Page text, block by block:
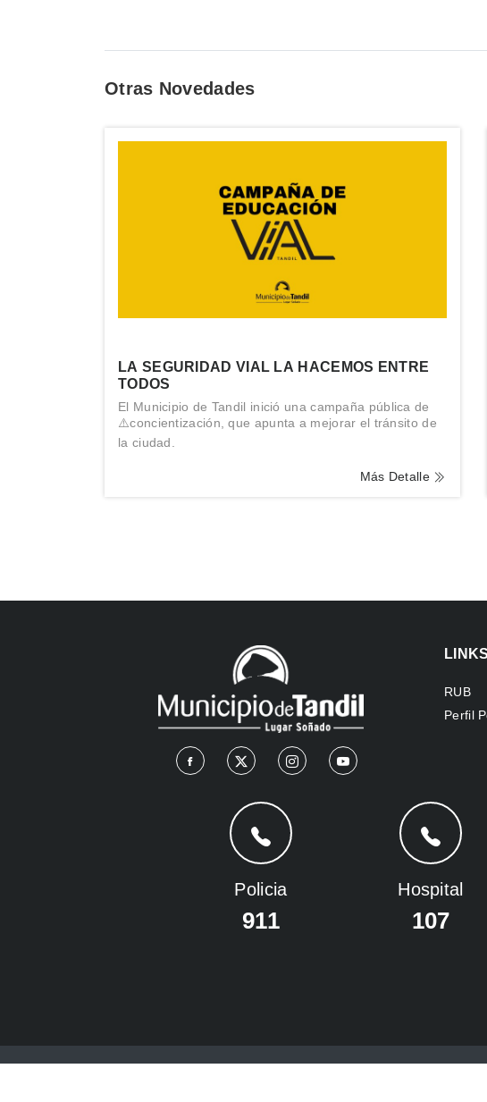
Otras Novedades
LA SEGURIDAD VIAL LA HACEMOS ENTRE
TODOS
El Municipio de Tandil inició una campaña pública de
⚠️concientización, que apunta a mejorar el tránsito de
la ciudad.
Más Detalle
RUB
Perfil
Policia
911
Hospital
107
© 2026 Todos los derechos reservados Municipalidad de Tandil.